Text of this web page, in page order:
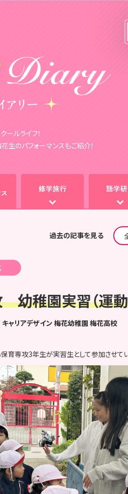
ールライフ！
生のパフォーマンスもご紹介！
過去の記事を見る
稚園実習（運動
キャリアデザイン 梅花幼稚園 梅花高校
育専攻3年生が実習生として参加させてい